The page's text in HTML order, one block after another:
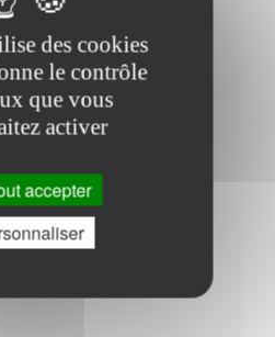
de tourisme
des cookies
le contrôle
que vous
activer
accepter